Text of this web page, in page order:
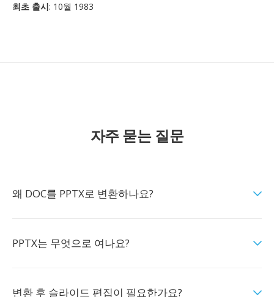
최초 출시: 10월 1983
자주 묻는 질문
왜 DOC를 PPTX로 변환하나요?
PPTX는 무엇으로 여나요?
변환 후 슬라이드 편집이 필요한가요?